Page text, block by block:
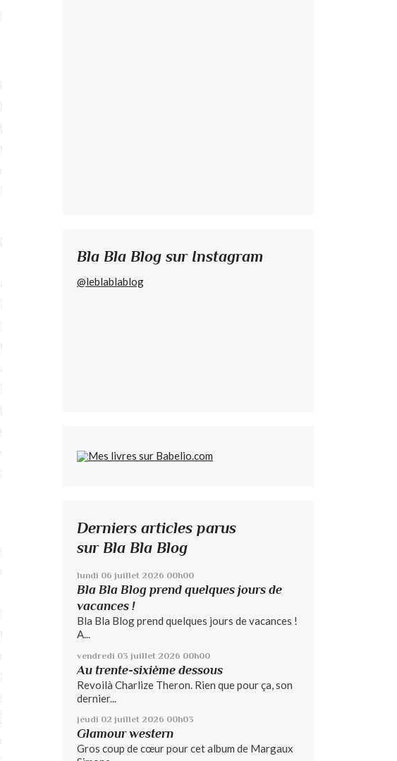
Bla Bla Blog sur Instagram
@leblablablog
Derniers articles parus
sur Bla Bla Blog
lundi 06 juillet 2026 00h00
Bla Bla Blog prend quelques jours de
vacances !
Bla Bla Blog prend quelques jours de vacances !
A...
vendredi 03 juillet 2026 00h00
Au trente-sixième dessous
Revoilà Charlize Theron. Rien que pour ça, son
dernier...
jeudi 02 juillet 2026 00h03
Glamour western
Gros coup de cœur pour cet album de Margaux